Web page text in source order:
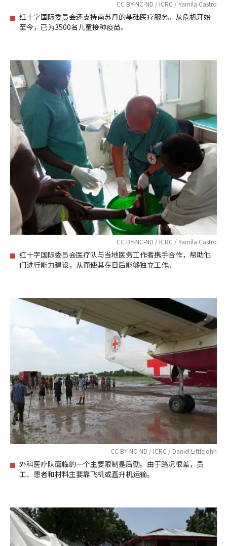
CC BY-NC-ND / ICRC / Yamila Castro
红十字国际委员会还支持南苏丹的基础医疗服务。从危机开始
至今，已为3500名儿童接种疫苗。
CC BY-NC-ND / ICRC / Yamila Castro
红十字国际委员会医疗队与当地医务工作者携手合作，帮助他
们进行能力建设，从而使其在日后能够独立工作。
CC BY-NC-ND / ICRC / Daniel Littlejohn
外科医疗队面临的一个主要限制是后勤。由于路况很差，员
工、患者和材料主要靠飞机或直升机运输。